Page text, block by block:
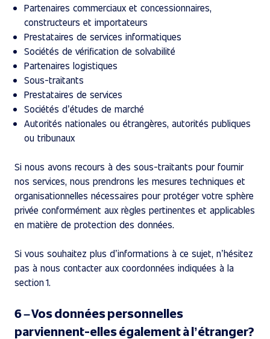
Partenaires commerciaux et concessionnaires,
constructeurs et importateurs
Prestataires de services informatiques
Sociétés de vérification de solvabilité
Partenaires logistiques
Sous-traitants
Prestataires de services
Sociétés d’études de marché
Autorités nationales ou étrangères, autorités publiques
ou tribunaux
Si nous avons recours à des sous-traitants pour fournir
nos services, nous prendrons les mesures techniques et
organisationnelles nécessaires pour protéger votre sphère
privée conformément aux règles pertinentes et applicables
en matière de protection des données.
Si vous souhaitez plus d’informations à ce sujet, n’hésitez
pas à nous contacter aux coordonnées indiquées à la
section 1.
6 – Vos données personnelles
parviennent-elles également à l’étranger?